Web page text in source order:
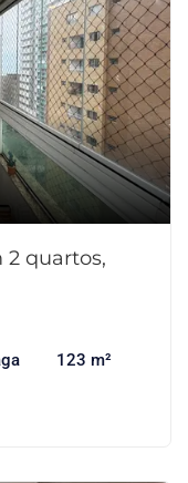
quartos,
123 m²